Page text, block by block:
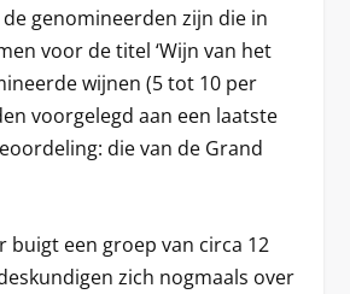
genomineerden zijn die in
voor de titel ‘Wijn van het
wijnen (5 tot 10 per
voorgelegd aan een laatste
die van de Grand
buigt een groep van circa 12
zich nogmaals over